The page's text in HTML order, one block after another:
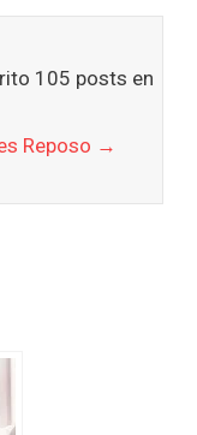
105 posts en
Reposo →